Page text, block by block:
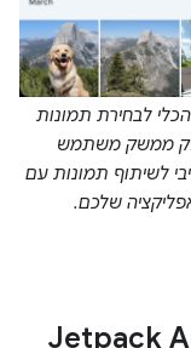
הכלי לבחירת תמונות
ממשק משתמש
לשיתוף תמונות עם
שלכם.